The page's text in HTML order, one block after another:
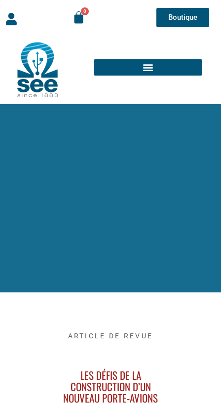
Boutique
ARTICLE DE REVUE
LES DÉFIS DE LA
CONSTRUCTION D’UN
NOUVEAU PORTE-AVIONS